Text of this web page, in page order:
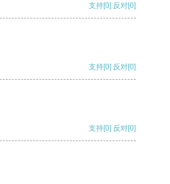
支持[0] 反对[0]
支持[0] 反对[0]
支持[0] 反对[0]